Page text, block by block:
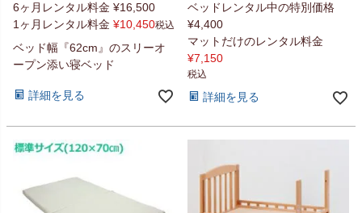
6ヶ月レンタル料金 ¥16,500
1ヶ月レンタル料金 ¥10,450税込
ベッド幅『62cm』のスリーオ
ープン添い寝ベッド
詳細を見る
ベッドレンタル中の特別価格
¥4,400
マットだけのレンタル料金
¥7,150
税込
詳細を見る